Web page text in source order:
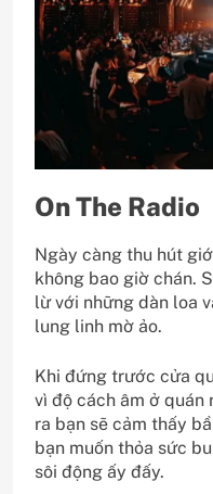
On The Radio
Ngày càng thu hút
không bao giờ chán.
lừ với những dàn loa
lung linh mờ ảo.
Khi đứng trước cửa
vì độ cách âm ở quán
ra bạn sẽ cảm thấy
bạn muốn thỏa sức
sôi động ấy đấy.